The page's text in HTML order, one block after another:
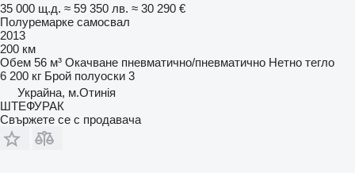
35 000 щ.д. ≈ 59 350 лв. ≈ 30 290 €
Полуремарке самосвал
2013
200 км
Обем 56 м³ Окачване пневматично/пневматично Нетно тегло
6 200 кг Брой полуоски 3
Украйна, м.Отинія
ШТЕФУРАК
Свържете се с продавача